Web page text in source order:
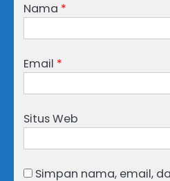
Nama *
Email *
Situs Web
Simpan nama, email,